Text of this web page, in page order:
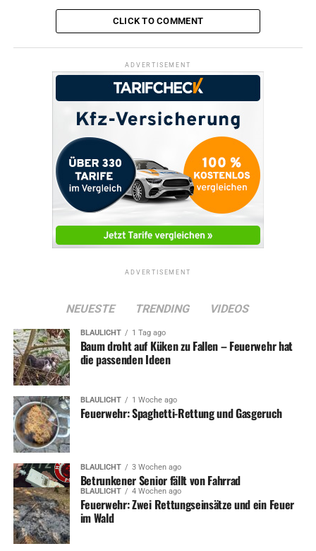
CLICK TO COMMENT
ADVERTISEMENT
ADVERTISEMENT
NEUESTE TRENDING VIDEOS
BLAULICHT 1 Tag ago
Baum droht auf Küken zu Fallen – Feuerwehr hat
die passenden Ideen
BLAULICHT 1 Woche ago
Feuerwehr: Spaghetti-Rettung und Gasgeruch
BLAULICHT 3 Wochen ago
Betrunkener Senior fällt von Fahrrad
BLAULICHT 4 Wochen ago
Feuerwehr: Zwei Rettungseinsätze und ein Feuer
im Wald